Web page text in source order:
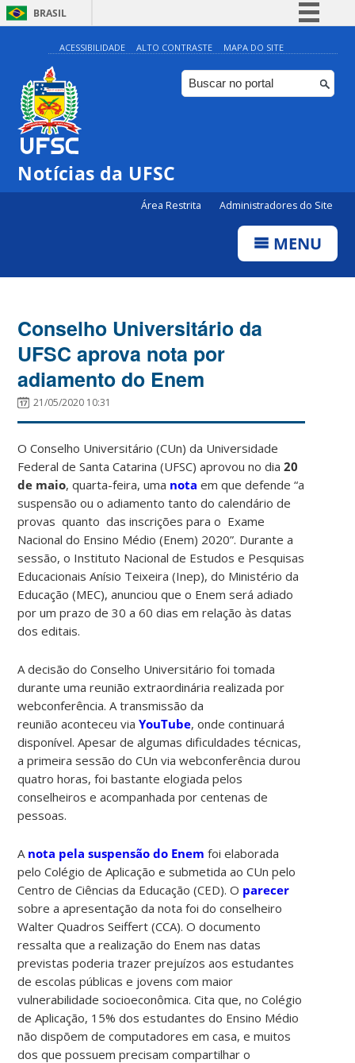
BRASIL
Simplifique!
Comunica BR
Participe
ACESSIBILIDADE ALTO CONTRASTE MAPA DO SITE
Notícias da UFSC
Área Restrita Administradores do Site
MENU
Conselho Universitário da
UFSC aprova nota por
adiamento do Enem
21/05/2020 10:31
O Conselho Universitário (CUn) da Universidade
Federal de Santa Catarina (UFSC) aprovou no dia20
de maio, quarta-feira, uma nota em que defende “a
suspensão ou o adiamento tanto do calendário de
provas quanto das inscrições para o Exame
Nacional do Ensino Médio (Enem) 2020”. Durante a
sessão, o Instituto Nacional de Estudos e Pesquisas
Educacionais Anísio Teixeira (Inep), do Ministério da
Educação (MEC), anunciou que o Enem será adiado
por um prazo de 30 a 60 dias em relação às datas
dos editais.
A decisão do Conselho Universitário foi tomada
durante uma reunião extraordinária realizada por
webconferência. A transmissão da
reunião aconteceu viaYouTube, onde continuará
disponível. Apesar de algumas dificuldades técnicas,
a primeira sessão do CUn via webconferência durou
quatro horas, foi bastante elogiada pelos
conselheiros e acompanhada por centenas de
pessoas.
A nota pela suspensão do Enem foi elaborada
pelo Colégio de Aplicação e submetida ao CUn pelo
Centro de Ciências da Educação (CED). O parecer
sobre a apresentação da nota foi do conselheiro
Walter Quadros Seiffert (CCA). O documento
ressalta que a realização do Enem nas datas
previstas poderia trazer prejuízos aos estudantes
de escolas públicas e jovens com maior
vulnerabilidade socioeconômica. Cita que, no Colégio
de Aplicação, 15% dos estudantes do Ensino Médio
não dispõem de computadores em casa, e muitos
dos que possuem precisam compartilhar o